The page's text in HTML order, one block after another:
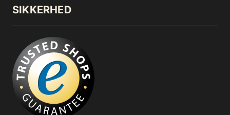
SIKKERHED